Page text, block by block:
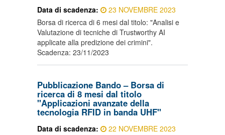
Data di scadenza:
23 NOVEMBRE 2023
Borsa di ricerca di 6 mesi dal titolo: "Analisi e
Valutazione di tecniche di Trustworthy AI
applicate alla predizione dei crimini".
Scadenza: 23/11/2023
Pubblicazione Bando – Borsa di
ricerca di 8 mesi dal titolo
"Applicazioni avanzate della
tecnologia RFID in banda UHF"
Data di scadenza:
22 NOVEMBRE 2023